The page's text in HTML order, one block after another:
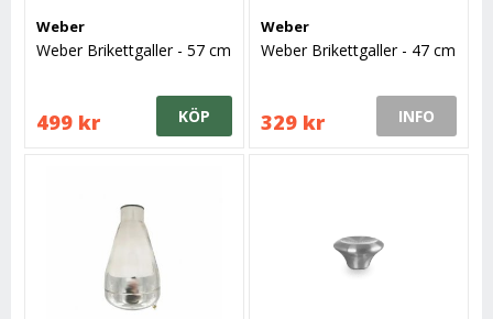
Weber
Weber Brikettgaller - 57 cm
499 kr KÖP
Weber
Weber Brikettgaller - 47 cm
329 kr INFO